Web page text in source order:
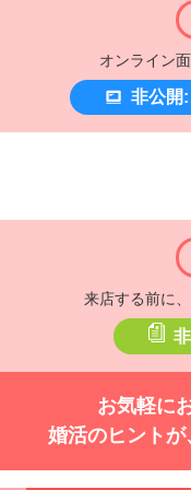
オンライン
非公開
来店する前に
お気軽に
婚活のヒントが